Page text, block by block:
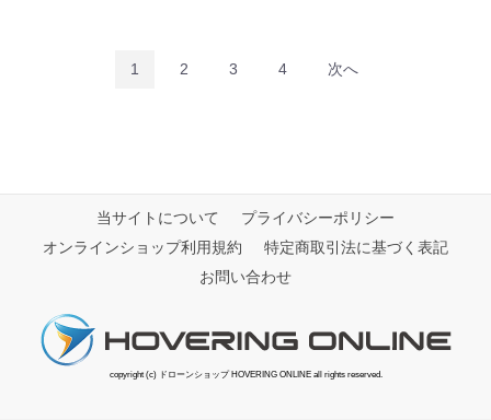
1 2 3 4 次へ
当サイトについて
プライバシーポリシー
オンラインショップ利用規約
特定商取引法に基づく表記
お問い合わせ
copyright (c) ドローンショップ HOVERING ONLINE all rights reserved.